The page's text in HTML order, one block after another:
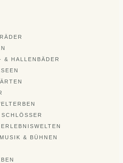
& HALLENBÄDER
& BÜHNEN